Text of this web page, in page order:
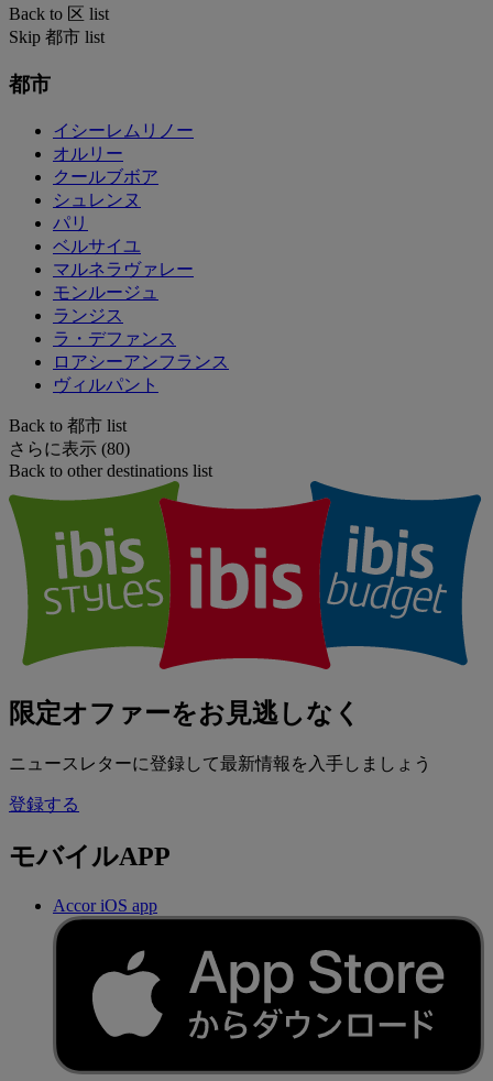
Back to 区 list
Skip 都市 list
都市
イシーレムリノー
オルリー
クールブボア
シュレンヌ
パリ
ベルサイユ
マルネラヴァレー
モンルージュ
ランジス
ラ・デファンス
ロアシーアンフランス
ヴィルパント
Back to 都市 list
さらに表示 (80)
Back to other destinations list
限定オファーをお見逃しなく
ニュースレターに登録して最新情報を入手しましょう
登録する
モバイルAPP
Accor iOS app